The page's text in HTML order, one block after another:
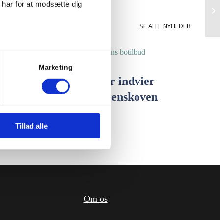
for at modsætte dig
du også læser vores
Marketing
Tillad alle
SE ALLE NYHEDER
Odsherreds borgmester indvier
mindesten for Granhøjenskoven
Recovery and Health,Granhøjens botilbud
Om os